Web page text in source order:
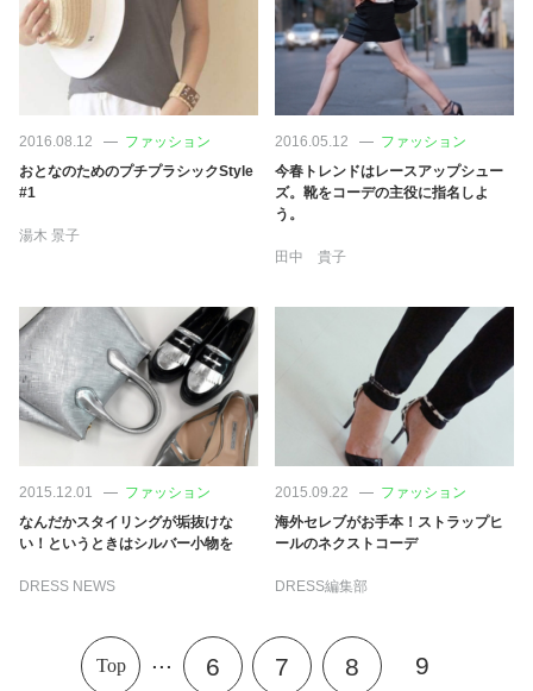
2016.08.12
ファッション
おとなのためのプチプラシックStyle
#1
湯木 景子
2016.05.12
ファッション
今春トレンドはレースアップシュー
ズ。靴をコーデの主役に指名しよ
う。
田中 貴子
2015.12.01
ファッション
なんだかスタイリングが垢抜けな
い！というときはシルバー小物を
DRESS NEWS
2015.09.22
ファッション
海外セレブがお手本！ストラップヒ
ールのネクストコーデ
DRESS編集部
Top ... 6 7 8 9